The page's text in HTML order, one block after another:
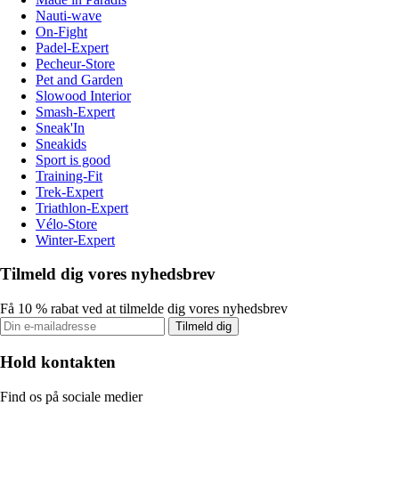
Nauti-wave
On-Fight
Padel-Expert
Pecheur-Store
Pet and Garden
Slowood Interior
Smash-Expert
Sneak'In
Sneakids
Sport is good
Training-Fit
Trek-Expert
Triathlon-Expert
Vélo-Store
Winter-Expert
Tilmeld dig vores nyhedsbrev
Få 10 % rabat ved at tilmelde dig vores nyhedsbrev
Tilmeld dig
Hold kontakten
Find os på sociale medier